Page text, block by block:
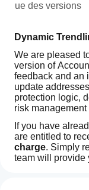
des versions
Dynamic
We are pleased
version of
feedback and an
update
protection logic,
risk
If you have
are entitled to
charge. Simply
team will provide